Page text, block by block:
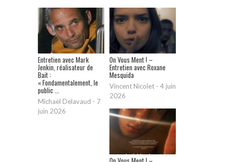
Entretien avec Mark
Jenkin, réalisateur de
Bait :
« Fondamentalement, le
public ...
Michaël Delavaud - 7
juin 2026
On Vous Ment ! –
Entretien avec Roxane
Mesquida
Vincent Nicolet - 4 juin
2026